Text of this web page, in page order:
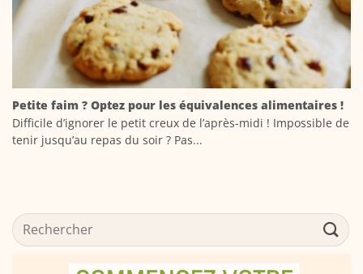
Petite faim ? Optez pour les équivalences alimentaires !
Difficile d’ignorer le petit creux de l’après-midi ! Impossible de
tenir jusqu’au repas du soir ? Pas...